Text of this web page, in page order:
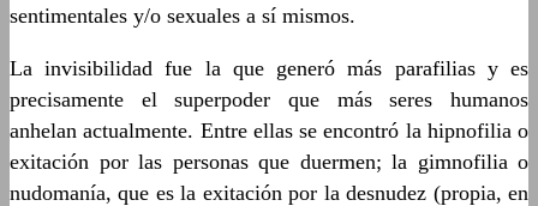
sentimentales y/o sexuales a sí mismos.
La invisibilidad fue la que generó más parafilias y es
precisamente el superpoder que más seres humanos
anhelan actualmente. Entre ellas se encontró la hipnofilia o
exitación por las personas que duermen; la gimnofilia o
nudomanía, que es la exitación por la desnudez (propia, en